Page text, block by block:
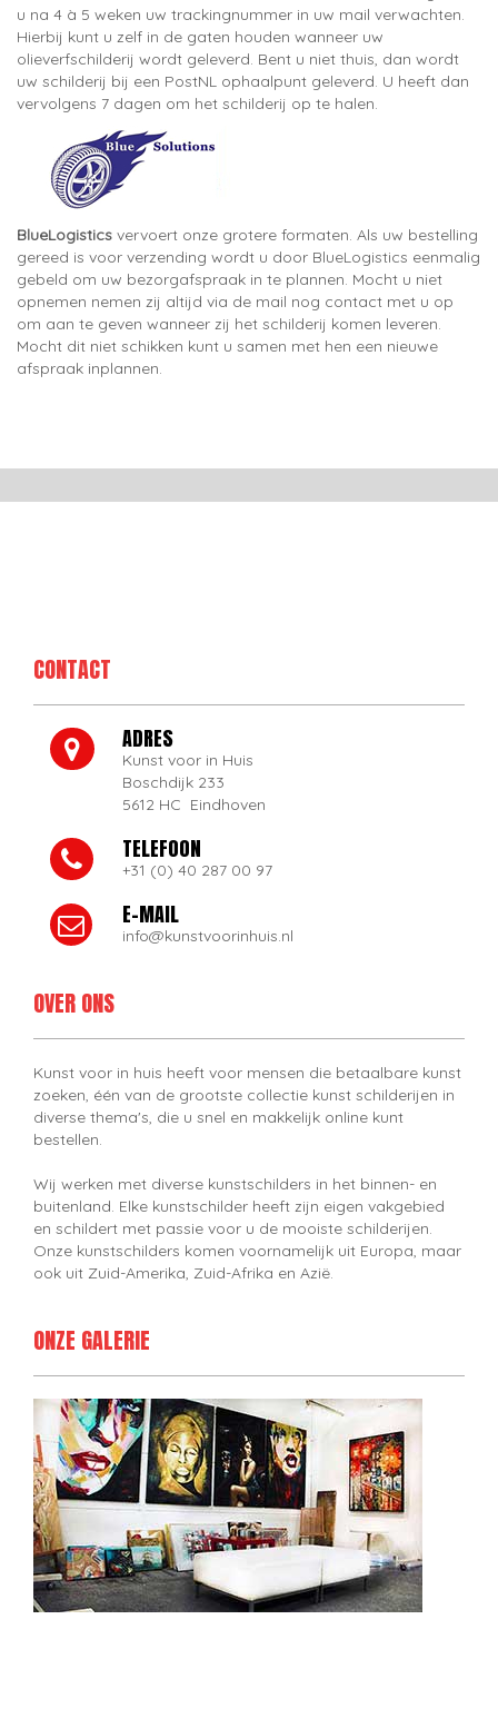
u na 4 à 5 weken uw trackingnummer in uw mail verwachten.
Hierbij kunt u zelf in de gaten houden wanneer uw
olieverfschilderij wordt geleverd. Bent u niet thuis, dan wordt
uw schilderij bij een PostNL ophaalpunt geleverd. U heeft dan
vervolgens 7 dagen om het schilderij op te halen.
BlueLogistics vervoert onze grotere formaten. Als uw bestelling
gereed is voor verzending wordt u door BlueLogistics eenmalig
gebeld om uw bezorgafspraak in te plannen. Mocht u niet
opnemen nemen zij altijd via de mail nog contact met u op
om aan te geven wanneer zij het schilderij komen leveren.
Mocht dit niet schikken kunt u samen met hen een nieuwe
afspraak inplannen.
CONTACT
ADRES
Kunst voor in Huis
Boschdijk 233
5612 HC Eindhoven
TELEFOON
+31 (0) 40 287 00 97
E-MAIL
info@kunstvoorinhuis.nl
OVER ONS
Kunst voor in huis heeft voor mensen die betaalbare kunst
zoeken, één van de grootste collectie kunst schilderijen in
diverse thema's, die u snel en makkelijk online kunt
bestellen.
Wij werken met diverse kunstschilders in het binnen- en
buitenland. Elke kunstschilder heeft zijn eigen vakgebied
en schildert met passie voor u de mooiste schilderijen.
Onze kunstschilders komen voornamelijk uit Europa, maar
ook uit Zuid-Amerika, Zuid-Afrika en Azië.
ONZE GALERIE